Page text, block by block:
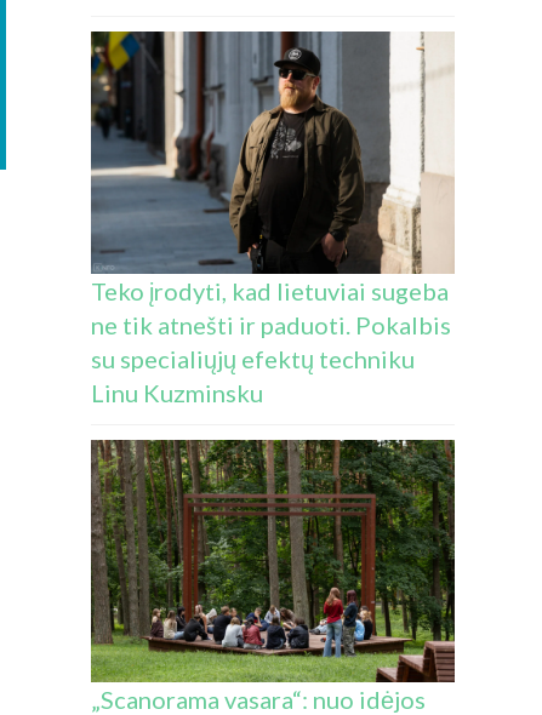
Teko įrodyti, kad lietuviai sugeba
ne tik atnešti ir paduoti. Pokalbis
su specialiųjų efektų techniku
Linu Kuzminsku
„Scanorama vasara“: nuo idėjos